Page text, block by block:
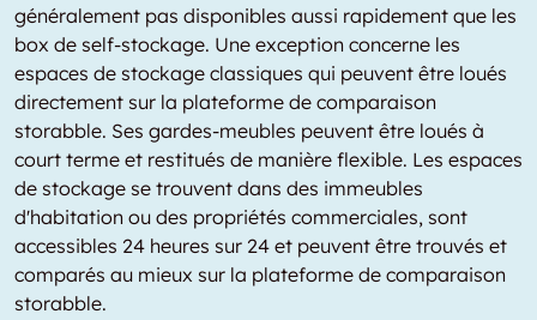
généralement pas disponibles aussi rapidement que les
box de self-stockage. Une exception concerne les
espaces de stockage classiques qui peuvent être loués
directement sur la plateforme de comparaison
storabble. Ses gardes-meubles peuvent être loués à
court terme et restitués de manière flexible. Les espaces
de stockage se trouvent dans des immeubles
d'habitation ou des propriétés commerciales, sont
accessibles 24 heures sur 24 et peuvent être trouvés et
comparés au mieux sur la plateforme de comparaison
storabble.